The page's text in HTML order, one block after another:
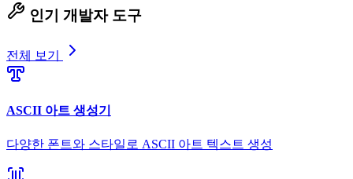
인기 개발자 도구
전체 보기
ASCII 아트 생성기
다양한 폰트와 스타일로 ASCII 아트 텍스트 생성